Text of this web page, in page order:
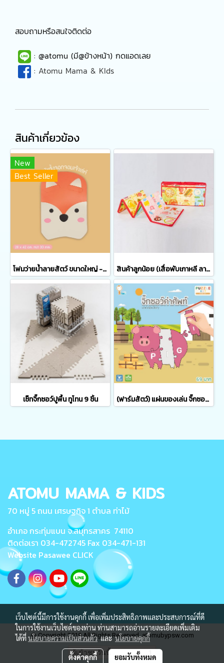
สอบถามหรือสนใจติดต่อ
: @atomu (มี@ข้างหน้า) กดแอดเลย
: Atomu Mama & KIds
สินค้าเกี่ยวข้อง
New
Best Seller
โฟมว่ายน้ำลายสัตว์ ขนาดใหญ่ - ATOMU MAMA & KIDS V.2 สินค้าลูกน้อย (เสื่อพับเกาหลี ลายอาหาร) ขนาดเล็ก
เซ็ทจิ๊กซอว์ปูพื้น ทูโทน 9 ชิ้น (ฟาร์มสัตว์) แผ่นของเล่น จิ๊กซอว์ 3 มิติ ฝึกคำศัพท์ ของเล่นเสริมสร้างพัฒนาการ
ATOMU MAMA & KIDS
70 หมู่ 5 ถนน เศรษฐกิจ 1 ตำบล ท่าไม้
อำเภอ กระทุ่มแบน จ.สมุทรสาคร 74110
ติดต่อเรา 034-472745 Fax 034-471-131
Website Pasawee CLICK
@ Copyright 2019 All Rights Reserved. atomubypsw.com
ผู้เข้าชมวันนี้ 1
เว็บไซต์นี้มีการใช้งานคุกกี้ เพื่อเพิ่มประสิทธิภาพและประสบการณ์ที่ดี
ในการใช้งานเว็บไซต์ของท่าน ท่านสามารถอ่านรายละเอียดเพิ่มเติม
ได้ที่นโยบายความเป็นส่วนตัวและนโยบายคุกกี้
ตั้งค่าคุกกี้ ยอมรับทั้งหมด